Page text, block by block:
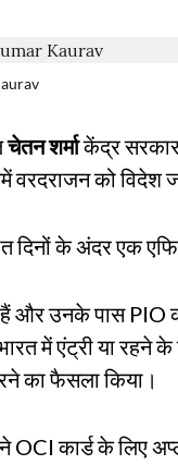
चेतन शर्माकेंद्र
वरदराजन को विदेश
दिनों के अंदर एक
और उनके पास PIO
में एंट्री या
का फैसला किया।
OCI कार्ड के लिए